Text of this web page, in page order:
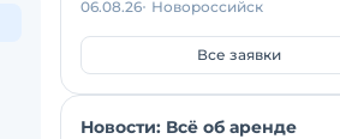
06.08.26 Новороссийск
Все заявки
Новости: Всё об аренде